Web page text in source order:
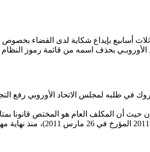
أسابيع بإيداع شكاية لدى القضاء
أن المكلف العام هو المختص قانونا